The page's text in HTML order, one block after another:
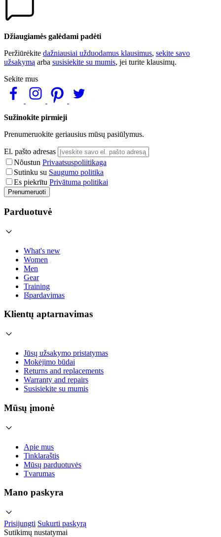
Džiaugiamės galėdami padėti
Peržiūrėkite dažniausiai užduodamus klausimus, sekite savo
užsakymą arba susisiekite su mumis, jei turite klausimų.
Sekite mus
Sužinokite pirmieji
Prenumeruokite geriausius mūsų pasiūlymus.
El. pašto adresas
Nõustun Privaatsuspoliitikaga
Sutinku su Saugumo politika
Es piekrītu Privātuma politikai
Prenumeruoti
Parduotuvė
What's new
Women
Men
Gear
Training
Išpardavimas
Klientų aptarnavimas
Jūsų užsakymo pristatymas
Mokėjimo būdai
Returns and replacements
Warranty and repairs
Susisiekite su mumis
Mūsų įmonė
Apie mus
Tinklaraštis
Mūsų parduotuvės
Tvarumas
Mano paskyra
Prisijungti Sukurti paskyrą
Sutikimų nustatymai